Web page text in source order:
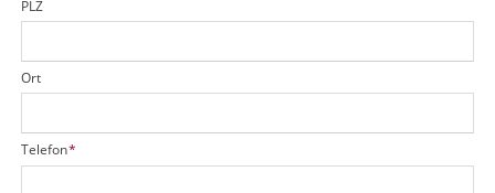
PLZ
Ort
P
f
Telefon*